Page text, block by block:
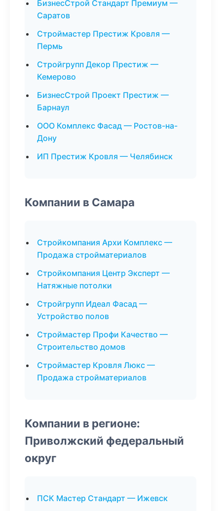
БизнесСтрой Стандарт Премиум —
Саратов
Строймастер Престиж Кровля —
Пермь
Стройгрупп Декор Престиж —
Кемерово
БизнесСтрой Проект Престиж —
Барнаул
ООО Комплекс Фасад — Ростов-на-
Дону
ИП Престиж Кровля — Челябинск
Компании в Самара
Стройкомпания Архи Комплекс —
Продажа стройматериалов
Стройкомпания Центр Эксперт —
Натяжные потолки
Стройгрупп Идеал Фасад —
Устройство полов
Строймастер Профи Качество —
Строительство домов
Строймастер Кровля Люкс —
Продажа стройматериалов
Компании в регионе:
Приволжский федеральный
округ
ПСК Мастер Стандарт — Ижевск